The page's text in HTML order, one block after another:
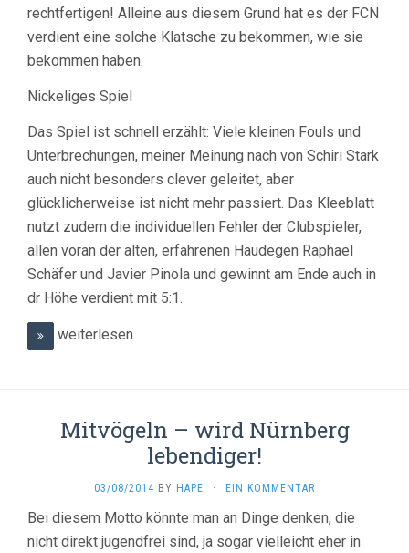
rechtfertigen! Alleine aus diesem Grund hat es der FCN
verdient eine solche Klatsche zu bekommen, wie sie
bekommen haben.
Nickeliges Spiel
Das Spiel ist schnell erzählt: Viele kleinen Fouls und
Unterbrechungen, meiner Meinung nach von Schiri Stark
auch nicht besonders clever geleitet, aber
glücklicherweise ist nicht mehr passiert. Das Kleeblatt
nutzt zudem die individuellen Fehler der Clubspieler,
allen voran der alten, erfahrenen Haudegen Raphael
Schäfer und Javier Pinola und gewinnt am Ende auch in
dr Höhe verdient mit 5:1.
weiterlesen
Mitvögeln – wird Nürnberg
lebendiger!
03/08/2014 BY HAPE · EIN KOMMENTAR
Bei diesem Motto könnte man an Dinge denken, die
nicht direkt jugendfrei sind, ja sogar vielleicht eher in